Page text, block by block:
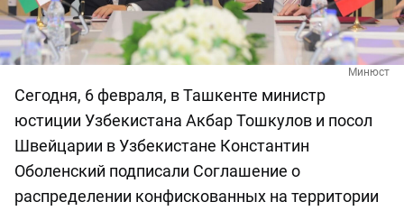
Минюст
Сегодня, 6 февраля, в Ташкенте министр
юстиции Узбекистана Акбар Тошкулов и посол
Швейцарии в Узбекистане Константин
Оболенский подписали Соглашение о
распределении конфискованных на территории